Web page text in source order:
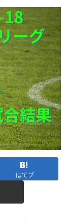
はてブ